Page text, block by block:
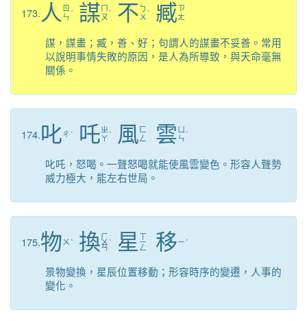
173. 人 ㄖ
ㄣ ˊ 謀 ㄇ
ㄡ ˊ 不 ㄅ
ㄨˋ 臧ㄗ
ㄤ
謀，謀畫；臧，善、好；句謂人的謀畫不妥善。常用
以說明事情失敗的原因，是人為所導致，與天命毫無
關係。
174.叱ㄔ ˋ 吒ㄓ
ㄚˋ 風 ㄈ
ㄥ
雲ㄣ ˊ
叱吒，怒喝。一聲怒喝就能使風雲變色。形容人聲勢
威力極大，能左右世局。
175.物 ㄨ ˋ 換ㄏ
ㄨ
ㄢ
ˋ 星 ㄒ
ㄧ
ㄥ 移ㄧ ˊ
景物變換，星辰位置移動；形容時序的變遷，人事的
變化。